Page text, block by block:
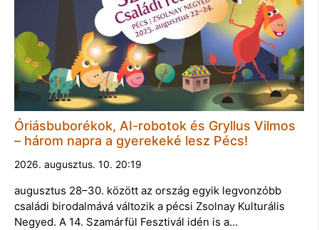
Óriásbuborékok, AI-robotok és Gryllus Vilmos
– három napra a gyerekeké lesz Pécs!
2026. augusztus. 10. 20:19
augusztus 28–30. között az ország egyik legvonzóbb
családi birodalmává változik a pécsi Zsolnay Kulturális
Negyed. A 14. Szamárfül Fesztivál idén is a…